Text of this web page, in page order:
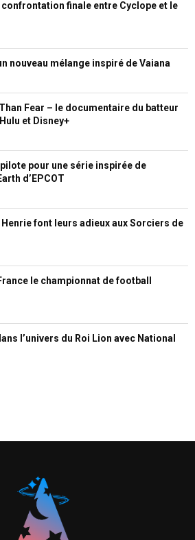
confrontation finale entre Cyclope et le
nouveau mélange inspiré de Vaiana
Fear – le documentaire du batteur
et Disney+
pour une série inspirée de
d’EPCOT
font leurs adieux aux Sorciers de
le championnat de football
l’univers du Roi Lion avec National